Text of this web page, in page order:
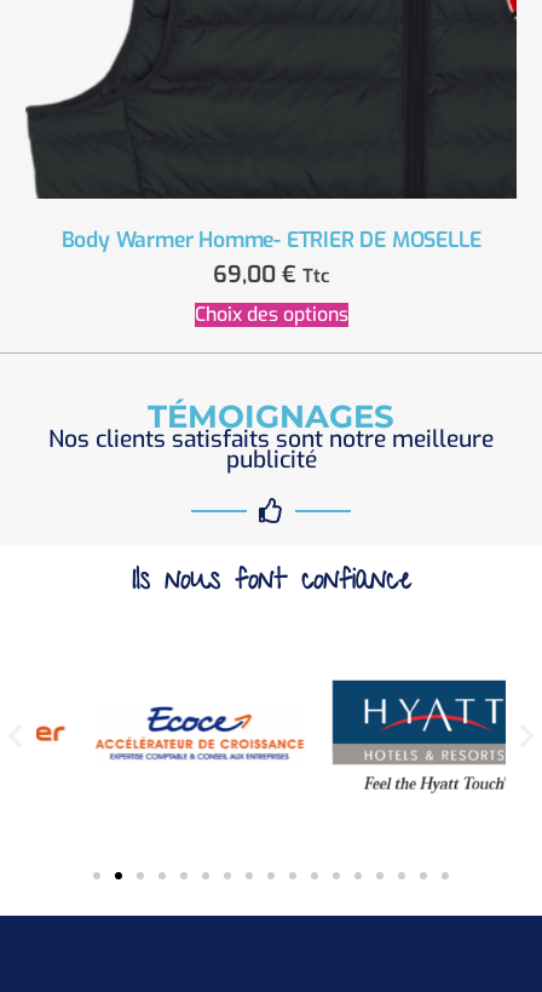
Body Warmer Homme- ETRIER DE MOSELLE
69,00 € Ttc
Choix des options
TÉMOIGNAGES
Nos clients satisfaits sont notre meilleure
publicité
Ils nous font confiance